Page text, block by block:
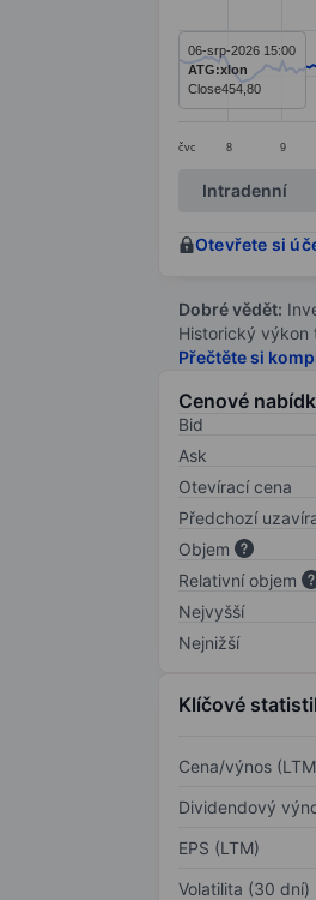
The chart
čvc 8 9
06-srp-2026 15:00
ATG:xlon
Close454,80
End of
Intradenní
Otevřete si
Dobré vědět:
Historický výkon
Přečtěte si
Cenové
Bid
Ask
Otevírací cena
Předchozí
Objem
Relativní objem
Nejvyšší
Nejnižší
Klíčové
Cena/výnos
Dividendový
EPS (LTM)
Volatilita (30 dní)